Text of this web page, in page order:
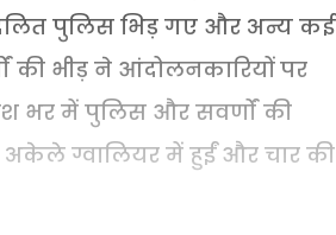
दलित पुलिस भिड़ गए और अन्य कई
की भीड़ ने आंदोलनकारियों पर
भर में पुलिस और सवर्णों की
अकेले ग्वालियर में हुईं और चार की